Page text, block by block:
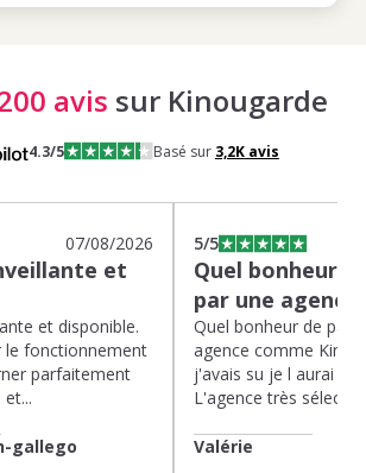
avis sur Kinougarde
4.3/5 Basé sur 3,2Kavis
07/08/2026
et
et disponible.
le fonctionnement
parfaitement
gallego
5/5
Quel bonheur
par une
Quel bonheur de
agence comme
j'avais su je l aurai
L'agence très
Valérie